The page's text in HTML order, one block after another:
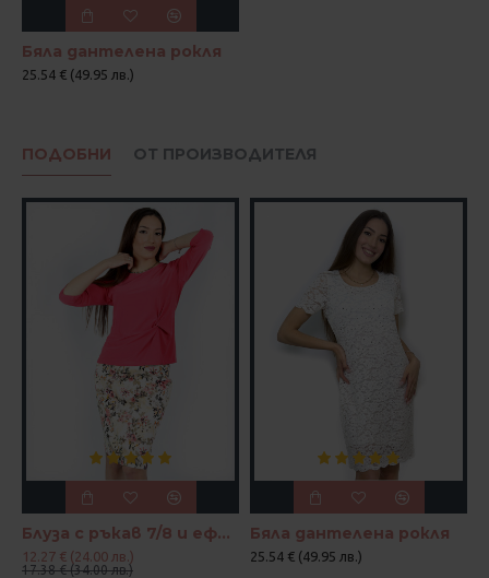
Бяла дантелена рокля
25.54 € (49.95 лв.)
ПОДОБНИ ОТ ПРОИЗВОДИТЕЛЯ
Блуза с ръкав 7/8 и ефектен възел в цвят корал и петрол
12.27 € (24.00 лв.)
17.38 € (34.00 лв.)
Бяла дантелена рокля
25.54 € (49.95 лв.)